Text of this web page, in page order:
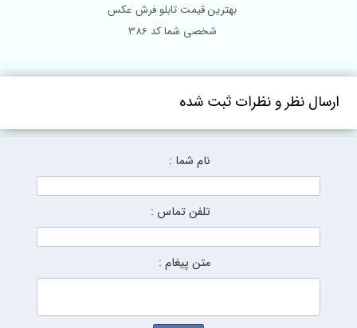
بهترین قیمت تابلو فرش عکس
شخصی شما کد 386
ارسال نظر و نظرات ثبت شده
نام شما :
تلفن تماس :
متن پیغام :